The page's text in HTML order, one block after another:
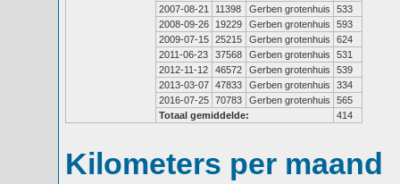
2007-08-21
11398 Gerben grotenhuis
533
2008-09-26
19229 Gerben grotenhuis
593
2009-07-15 25215 Gerben grotenhuis
624
2011-06-23
37568 Gerben grotenhuis
531
2012-11-12
46572 Gerben grotenhuis
539
2013-03-07 47833 Gerben grotenhuis
334
2016-07-25 70783 Gerben grotenhuis
565
Totaal gemiddelde:
414
Kilometers per maand